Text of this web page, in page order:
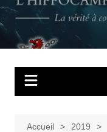
Aller
au
contenu
La vérité à contre courant
Accueil 2019